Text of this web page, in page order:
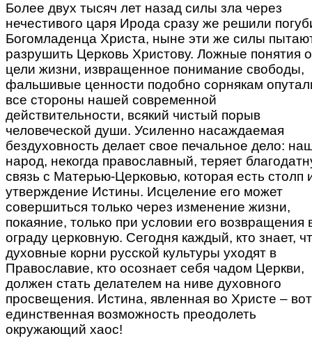
Более двух тысяч лет назад силы зла через
нечестивого царя Ирода сразу же решили
Богомладенца Христа, ныне эти же силы
разрушить Церковь Христову. Ложные понятия о
цели жизни, извращенное понимание свободы,
фальшивые ценности подобно сорнякам
все стороны нашей современной
действительности, всякий чистый порыв
человеческой души. Усиленно насаждаемая
бездуховность делает свое печальное дело:
народ, некогда православный, теряет
связь с Матерью-Церковью, которая есть столп
утверждение Истины. Исцеление его может
совершиться только через изменение жизни,
покаяние, только при условии его возвращения
ограду церковную. Сегодня каждый, кто знает,
духовные корни русской культуры уходят в
Православие, кто осознает себя чадом Церкви,
должен стать делателем на ниве духовного
просвещения. Истина, явленная во Христе – вот
единственная возможность преодолеть
окружающий хаос!